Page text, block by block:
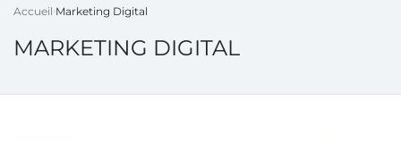
Accueil Marketing Digital
MARKETING DIGITAL